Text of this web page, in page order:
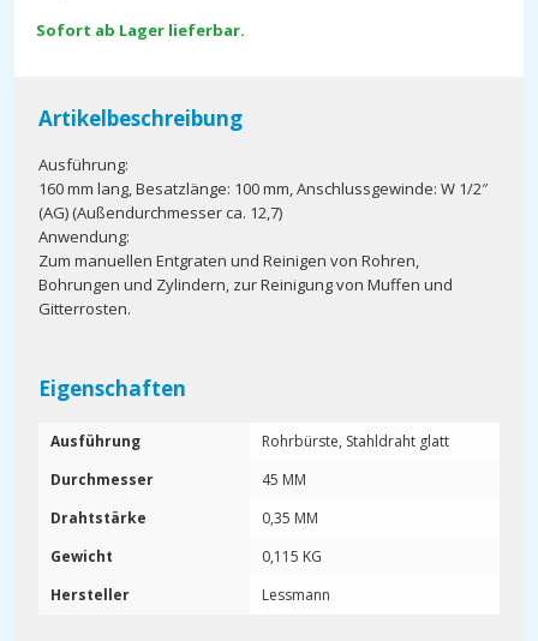
Sofort ab Lager lieferbar.
Artikelbeschreibung
Ausführung:
160 mm lang, Besatzlänge: 100 mm, Anschlussgewinde: W 1/2″
(AG) (Außendurchmesser ca. 12,7)
Anwendung:
Zum manuellen Entgraten und Reinigen von Rohren,
Bohrungen und Zylindern, zur Reinigung von Muffen und
Gitterrosten.
Eigenschaften
Ausführung
Rohrbürste, Stahldraht glatt
Durchmesser
45 MM
Drahtstärke
0,35 MM
Gewicht
0,115 KG
Hersteller
Lessmann